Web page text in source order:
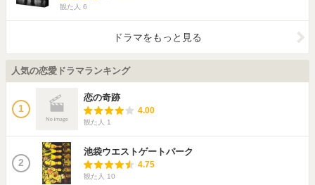
観た人 6
ドラマをもっと見る
人気の恋愛ドラマランキング
1
恋の奇跡
4.00
観た人 1
2
池袋ウエストゲートパーク
4.75
観た人 10